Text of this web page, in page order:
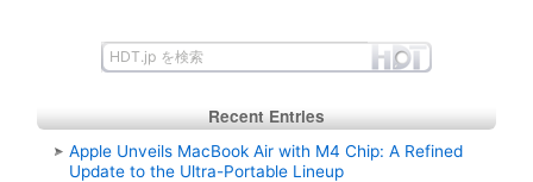
Recent Entries
Apple Unveils MacBook Air with M4 Chip: A Refined
Update to the Ultra-Portable Lineup